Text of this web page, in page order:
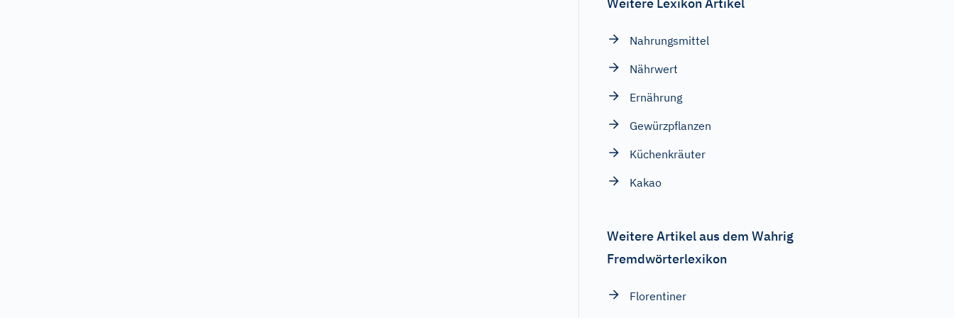
Nahrungsmittel
Nährwert
Ernährung
Gewürzpflanzen
Küchenkräuter
Kakao
Weitere Artikel aus dem Wahrig
Fremdwörterlexikon
Florentiner